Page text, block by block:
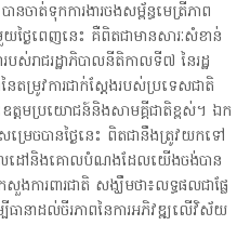
ាត់ទុកការងារចងសម្ព័ន្ធមេត្រីភាព
យថ្ងៃពេញនេះ គឺពិតជាមានសារៈសំខាន់
បស់រាជរដ្ឋាភិបាលនីតិកាលទី៧ នៃរដ្ឋ
តម្រូវការជាក់ស្តែងរបស់ប្រទេសជាតិ
តមប្រយោជន៍និងសាមគ្គីជាតិខ្ពស់។ ឯក
ម្រេចបានថ្ងៃនេះ ពិតជានឹងត្រូវយកទៅ
ោលដៅនិងគោលបំណងដែលយើងចង់បាន
ងការពារជាតិ សង្ឃឹមថា៖លទ្ធផលជាផ្លែ
ធានាដល់ចីរភាពនៃការអភិវឌ្ឍលើវិស័យ